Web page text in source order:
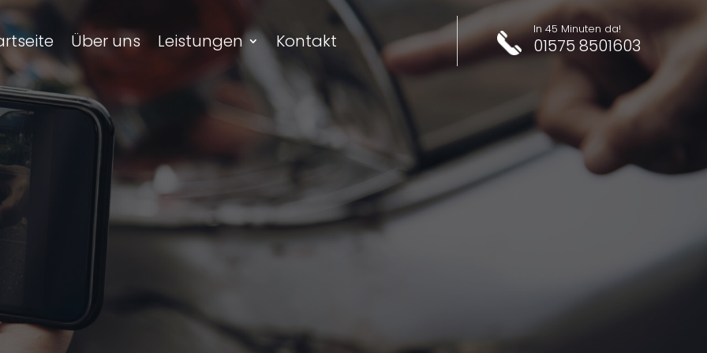
Über uns Leistungen Kontakt
In 45 Minuten da!
01575 8501603